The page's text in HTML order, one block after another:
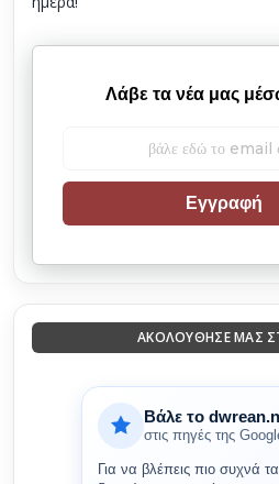
Λάβε τα νέα μας
Εγγραφή
ΑΚΟΛΟΎΘΗΣΈ ΜΑΣ
Βάλε το
στις πηγές της
Για να βλέπεις πιο συχνά